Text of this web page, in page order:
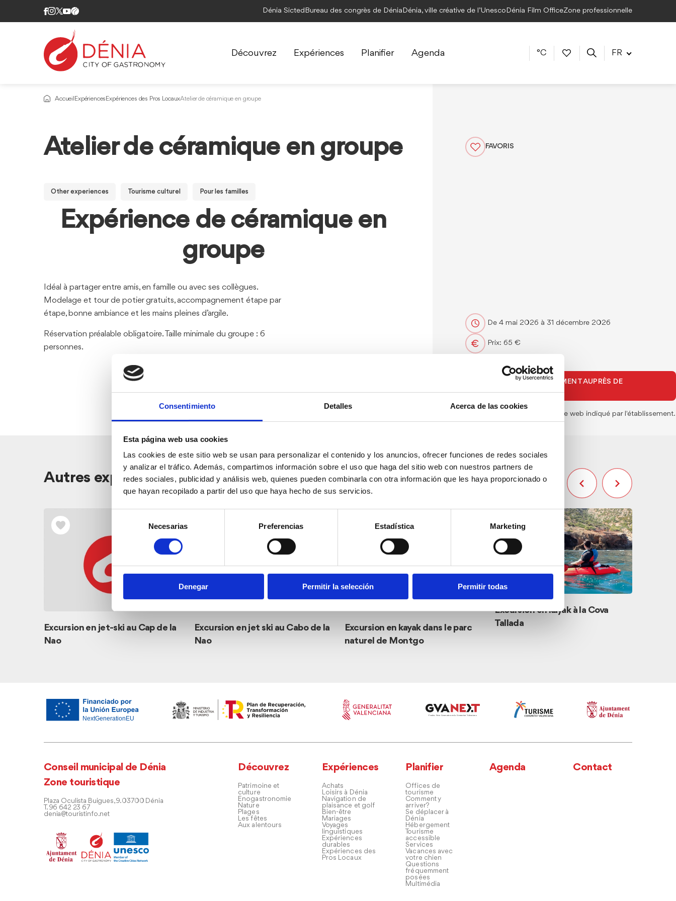
Consentimiento Detalles Acerca de las cookies
Esta página web usa cookies
Las cookies de este sitio web se usan para personalizar el contenido y los anuncios, ofrecer funciones de redes sociales
y analizar el tráfico. Además, compartimos información sobre el uso que haga del sitio web con nuestros partners de
redes sociales, publicidad y análisis web, quienes pueden combinarla con otra información que les haya proporcionado o
que hayan recopilado a partir del uso que haya hecho de sus servicios.
consentimiento
Necesarias Preferencias Estadística Marketing
Denegar Permitir la selección Permitir todas
Dénia Sicted Bureau des congrès de Dénia Dénia, ville créative de l’Unesco Dénia Film OfficeZone professionnelle
Découvrez Expériences Planifier Agenda °C FR
Accueil Expériences Expériences des Pros LocauxAtelier de céramique en groupe
Atelier de céramique en groupe
Other experiences Tourisme culturel Pour les familles
Expérience de céramique en
groupe
Idéal à partager entre amis, en famille ou avec ses collègues.
Modelage et tour de potier gratuits, accompagnement étape par
étape, bonne ambiance et les mains pleines d’argile.
Réservation préalable obligatoire. Taille minimale du groupe : 6
personnes.
FAVORIS
De 4 mai 2026 à 31 décembre 2026
Prix: 65 €
RÉSERVEZ DIRECTEMENT AUPRÈS DE
Vous serez redirigé vers le site web indiqué par l'établissement.
Autres expériences
Excursion en jet-ski au Cap de la
Nao
Excursion en jet ski au Cabo de la
Nao
Excursion en kayak dans le parc
naturel de Montgo
Excursion en kayak à la Cova
Tallada
Conseil municipal de Dénia
Zone touristique
Plaza Oculista Buigues, 9. 03700 Dénia
T. 96 642 23 67
denia@touristinfo.net
Découvrez
Patrimoine et
culture
Enogastronomie
Nature
Plages
Les fêtes
Aux alentours
Expériences
Achats
Loisirs à Dénia
Navigation de
plaisance et golf
Bien-être
Mariages
Voyages
linguistiques
Expériences
durables
Expériences des
Pros Locaux
Planifier
Offices de
tourisme
Comment y
arriver?
Se déplacer à
Dénia
Hébergement
Tourisme
accessible
Services
Vacances avec
votre chien
Questions
fréquemment
posées
Multimédia
Agenda Contact